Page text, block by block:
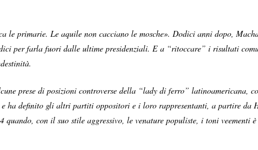
le primarie. Le aquile non cacciano le mosche». Dodici anni dopo,
per farla fuori dalle ultime presidenziali. E a “ritoccare” i risultati
prese di posizioni controverse della “lady di ferro” latinoamericana,
ha definito gli altri partiti oppositori e i loro rappresentanti, a partire da
con il suo stile aggressivo, le venature populiste, i toni veementi